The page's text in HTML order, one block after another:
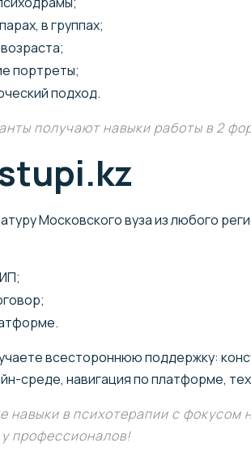
в группах;
портреты;
подход.
получают навыки работы в 2
Московского вуза из любого
всестороннюю поддержку:
среде, навигация по платформе,
навыки в психотерапии с фокусом
профессионалов!
Готовит